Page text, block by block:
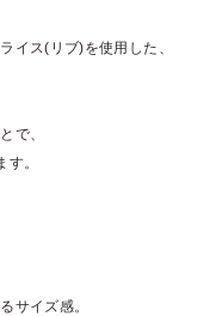
イス(リブ)を使用した、
で、
。
サイズ感。